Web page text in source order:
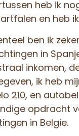
heb ik
en heb
ben ik
in
inkomen,
ik heb
210, en
opdracht
in Belgie.